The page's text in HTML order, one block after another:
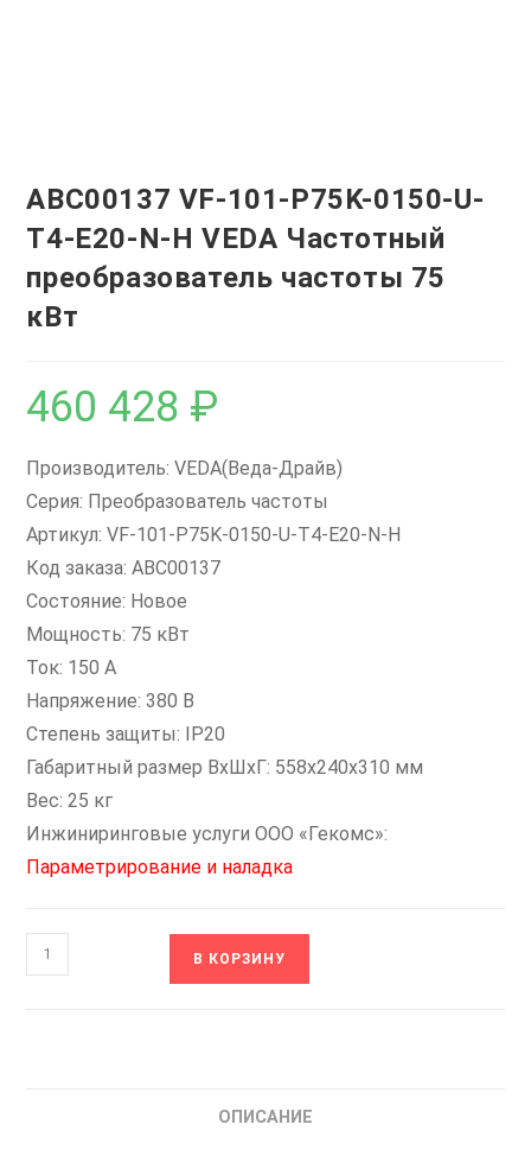
ABC00137 VF-101-P75K-0150-U-
T4-E20-N-H VEDA Частотный
преобразователь частоты 75
кВт
460 428 ₽
Производитель: VEDA(Веда-Драйв)
Серия: Преобразователь частоты
Артикул: VF-101-P75K-0150-U-T4-E20-N-H
Код заказа: ABC00137
Состояние: Новое
Мощность: 75 кВт
Ток: 150 А
Напряжение: 380 В
Степень защиты: IP20
Габаритный размер ВхШхГ: 558х240х310 мм
Вес: 25 кг
Инжиниринговые услуги ООО «Гекомс»:
Параметрирование и наладка
Количество
товара
В КОРЗИНУ
ОПИСАНИЕ